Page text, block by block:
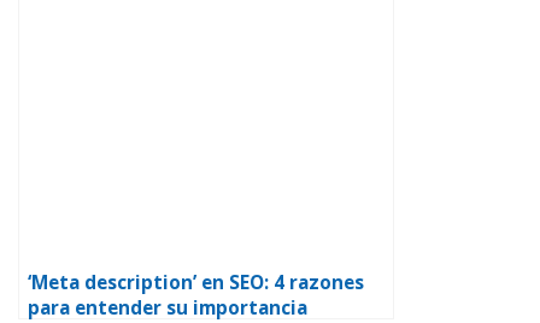
‘Meta description’ en SEO: 4 razones
para entender su importancia